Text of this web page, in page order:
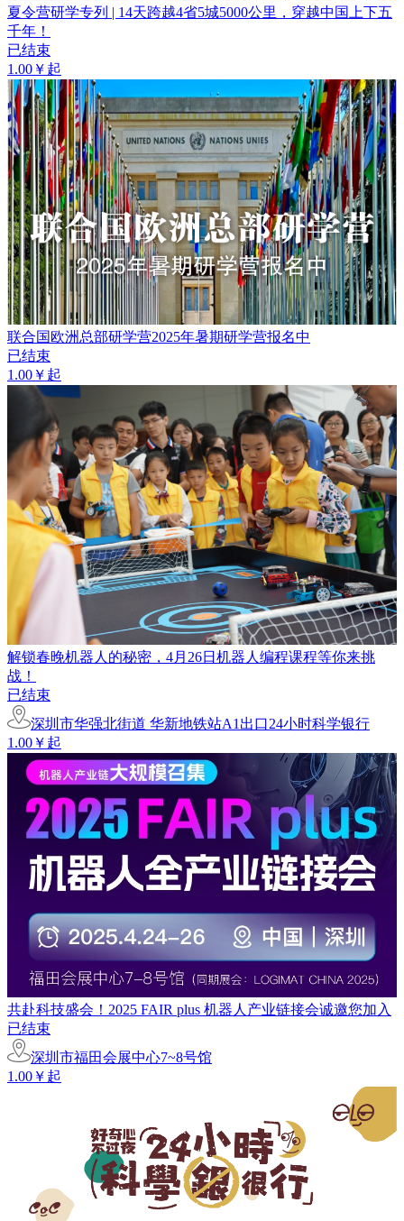
夏令营研学专列 | 14天跨越4省5城5000公里，穿越中国上下五
千年！
已结束
1.00￥起
联合国欧洲总部研学营2025年暑期研学营报名中
已结束
1.00￥起
解锁春晚机器人的秘密，4月26日机器人编程课程等你来挑
战！
已结束
深圳市华强北街道 华新地铁站A1出口24小时科学银行
1.00￥起
共赴科技盛会！2025 FAIR plus 机器人产业链接会诚邀您加入
已结束
深圳市福田会展中心7~8号馆
1.00￥起